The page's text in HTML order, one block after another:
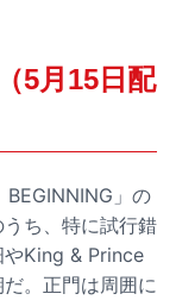
5月15日配
」の
ち、特に試行錯
やKing & Prince
。正門は周囲に